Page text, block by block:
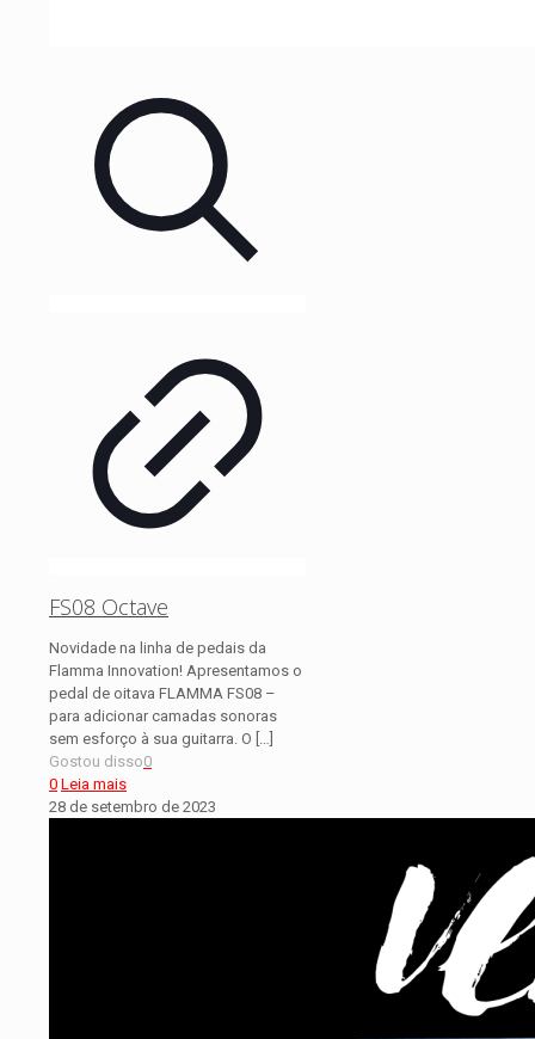
FS08 Octave
Novidade na linha de pedais da
Flamma Innovation! Apresentamos o
pedal de oitava FLAMMA FS08 –
para adicionar camadas sonoras
sem esforço à sua guitarra. O
Gostou disso0
0 Leia mais
28 de setembro de 2023